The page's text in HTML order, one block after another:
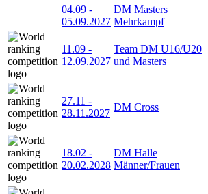
04.09 -
05.09.2027
DM Masters
Mehrkampf
11.09 -
12.09.2027
Team DM U16/U20
und Masters
27.11 -
28.11.2027
DM Cross
18.02 -
20.02.2028
DM Halle
Männer/Frauen